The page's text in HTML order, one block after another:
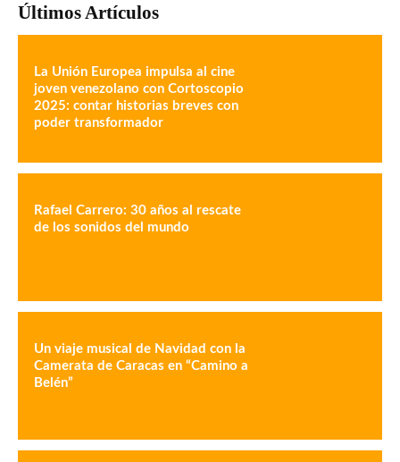
Últimos Artículos
La Unión Europea impulsa al cine
joven venezolano con Cortoscopio
2025: contar historias breves con
poder transformador
Rafael Carrero: 30 años al rescate
de los sonidos del mundo
Un viaje musical de Navidad con la
Camerata de Caracas en “Camino a
Belén”